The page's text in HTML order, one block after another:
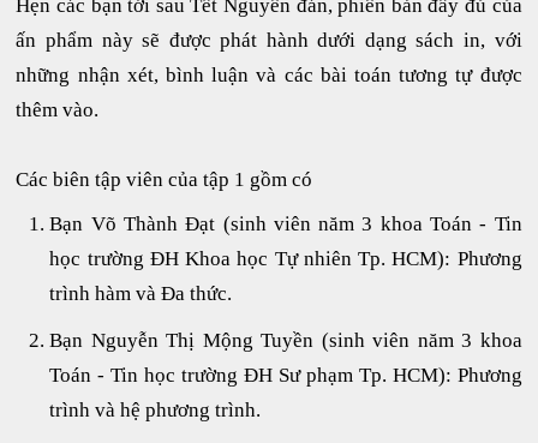
Hẹn các bạn tới sau Tết Nguyên đán, phiên bản đầy đủ của
ấn phẩm này sẽ được phát hành dưới dạng sách in, với
những nhận xét, bình luận và các bài toán tương tự được
thêm vào.
Các biên tập viên của tập 1 gồm có
Bạn Võ Thành Đạt (sinh viên năm 3 khoa Toán - Tin
học trường ĐH Khoa học Tự nhiên Tp. HCM): Phương
trình hàm và Đa thức.
Bạn Nguyễn Thị Mộng Tuyền (sinh viên năm 3 khoa
Toán - Tin học trường ĐH Sư phạm Tp. HCM): Phương
trình và hệ phương trình.